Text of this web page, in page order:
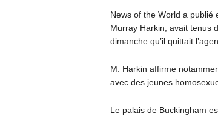
News of the World a publié
Murray Harkin, avait tenus
dimanche qu’il quittait
M. Harkin affirme
avec des jeunes
Le palais de Buckingham